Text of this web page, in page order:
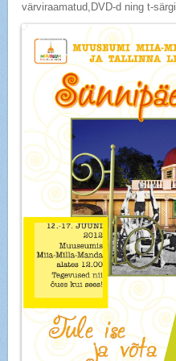
värviraamatud,DVD-d ning t-